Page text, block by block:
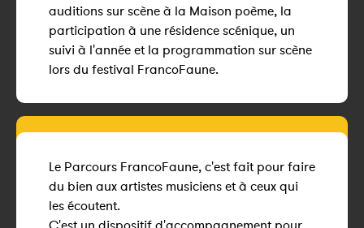
auditions sur scène à la Maison poème, la
participation à une résidence scénique, un
suivi à l'année et la programmation sur scène
lors du festival FrancoFaune.
Le Parcours FrancoFaune, c'est fait pour faire
du bien aux artistes musiciens et à ceux qui
les écoutent.
C'est un dispositif d'accompagnement pour